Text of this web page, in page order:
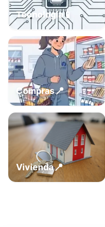
Tecnología📱
Compras📍
Vivienda📍